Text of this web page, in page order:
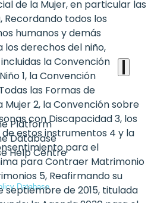
Platform
Database
Help Centre
Database
de la Mujer, en particular las
Recordando todos los
humanos y demás
derechos del niño,
la Convención
1, la Convención
las Formas de
2, la Convención sobre
con Discapacidad 3, los
estos instrumentos 4 y la
para el
para Contraer Matrimonio
5, Reafirmando su
septiembre de 2015, titulada